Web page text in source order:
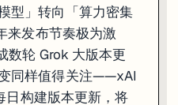
型」转向「算力密集
来发布节奏极为激
数轮 Grok 大版本更
同样值得关注——xAI
日构建版本更新，将